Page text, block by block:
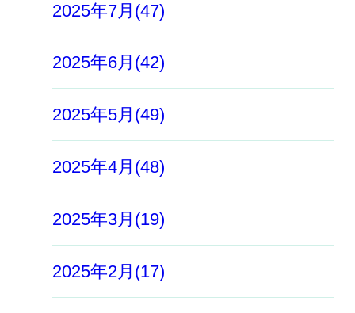
2025年7月(47)
2025年6月(42)
2025年5月(49)
2025年4月(48)
2025年3月(19)
2025年2月(17)